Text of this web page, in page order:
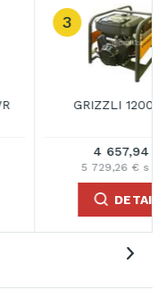
12000 VE AVR
6 071,38 € s DPH